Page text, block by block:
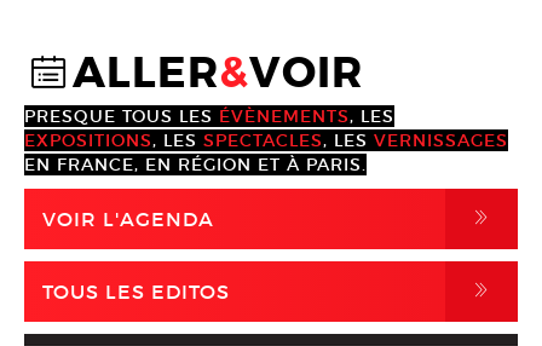
@ALLER&VOIR
PRESQUE TOUS LES ÉVÈNEMENTS, LES
EXPOSITIONS, LES SPECTACLES, LES VERNISSAGES
EN FRANCE, EN RÉGION ET À PARIS.
VOIR L'AGENDA ,
TOUS LES EDITOS ,